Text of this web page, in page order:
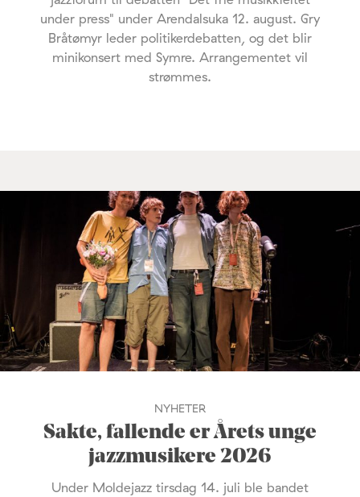
under press" under Arendalsuka 12. august. Gry
Bråtømyr leder politikerdebatten, og det blir
minikonsert med Symre. Arrangementet vil
strømmes.
NYHETER
Sakte, fallende er Årets unge
jazzmusikere 2026
Under Moldejazz tirsdag 14. juli ble bandet